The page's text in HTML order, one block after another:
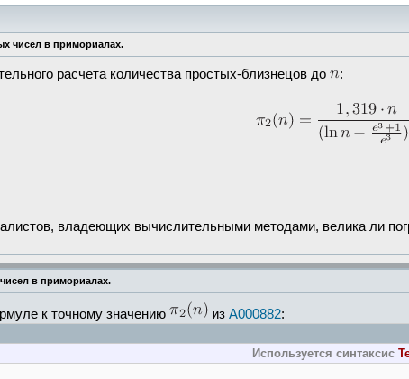
чисел в примориалах.
расчета количества простых-близнецов до :
владеющих вычислительными методами, велика ли
в примориалах.
к точному значению из A000882:
Используется синтаксис